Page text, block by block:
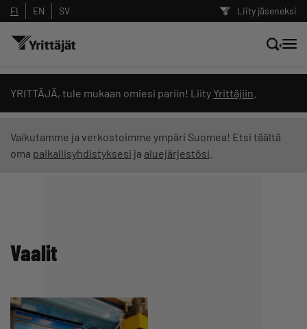
Liity jäseneksi
FI EN SV
YRITTÄJÄ, tule mukaan omiesi pariin! Liity Yrittäjiin
Vaikutamme ja verkostoimme ympäri Suomea! Etsi täältä
oma paikallisyhdistyksesi ja aluejärjestösi
Vaalit
Hae sivustolta tai kysy suoraan
Yrittäjien tekoälyltä